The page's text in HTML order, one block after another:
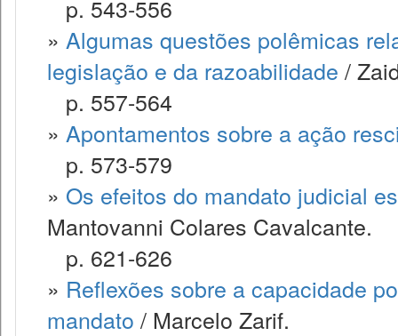
p. 543-556
» Algumas questões polêmicas
legislação e da razoabilidade /
p. 557-564
» Apontamentos sobre a ação
p. 573-579
» Os efeitos do mandato judicial
Mantovanni Colares Cavalcante.
p. 621-626
» Reflexões sobre a capacidade
mandato / Marcelo Zarif.